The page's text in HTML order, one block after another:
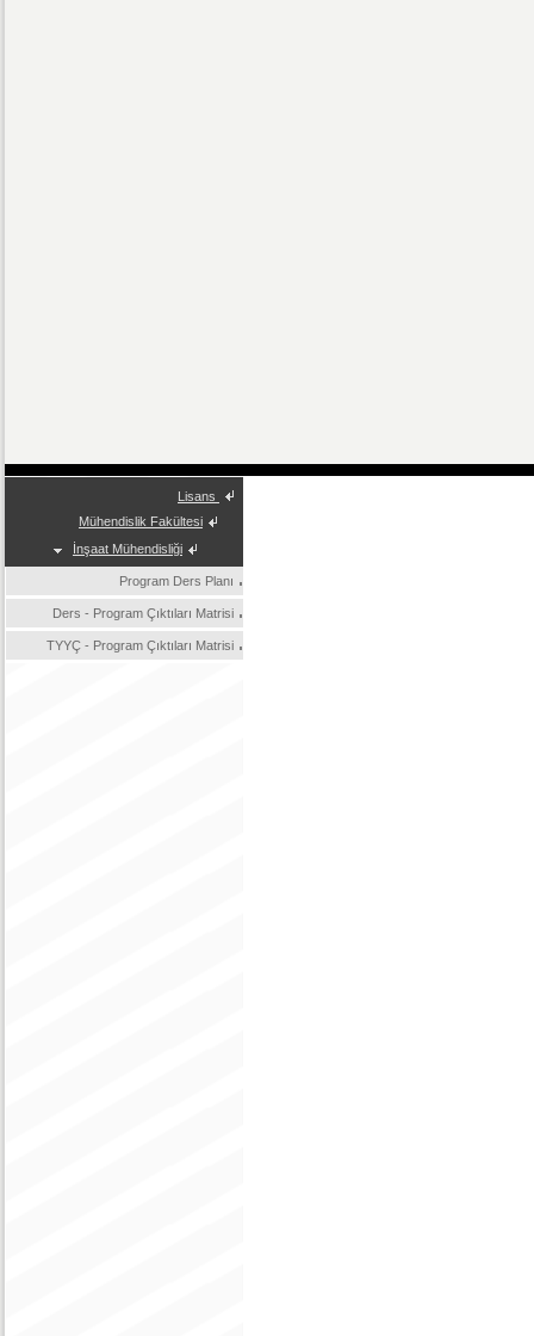
Lisans
Mühendislik Fakültesi
İnşaat Mühendisliği
Program Ders Planı
Ders - Program Çıktıları Matrisi
TYYÇ - Program Çıktıları Matrisi